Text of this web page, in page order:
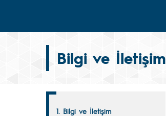
Bilgi ve İletişim
1. Bilgi ve İletişim